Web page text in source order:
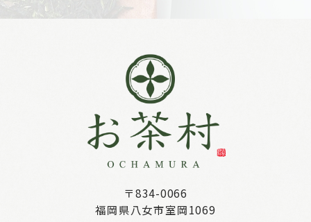
〒834-0066
福岡県八女市室岡1069